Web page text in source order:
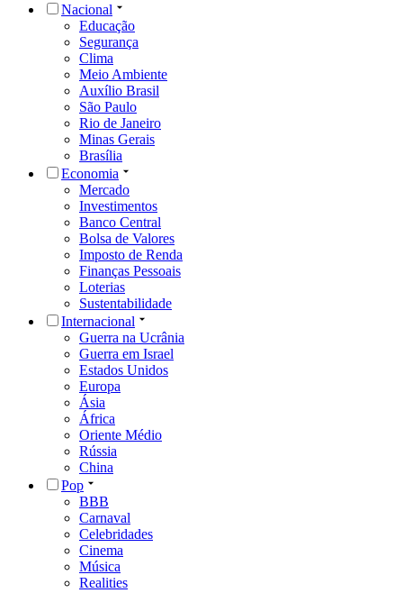
Nacional
Educação
Segurança
Clima
Meio Ambiente
Auxílio Brasil
São Paulo
Rio de Janeiro
Minas Gerais
Brasília
Economia
Mercado
Investimentos
Banco Central
Bolsa de Valores
Imposto de Renda
Finanças Pessoais
Loterias
Sustentabilidade
Internacional
Guerra na Ucrânia
Guerra em Israel
Estados Unidos
Europa
Ásia
África
Oriente Médio
Rússia
China
Pop
BBB
Carnaval
Celebridades
Cinema
Música
Realities